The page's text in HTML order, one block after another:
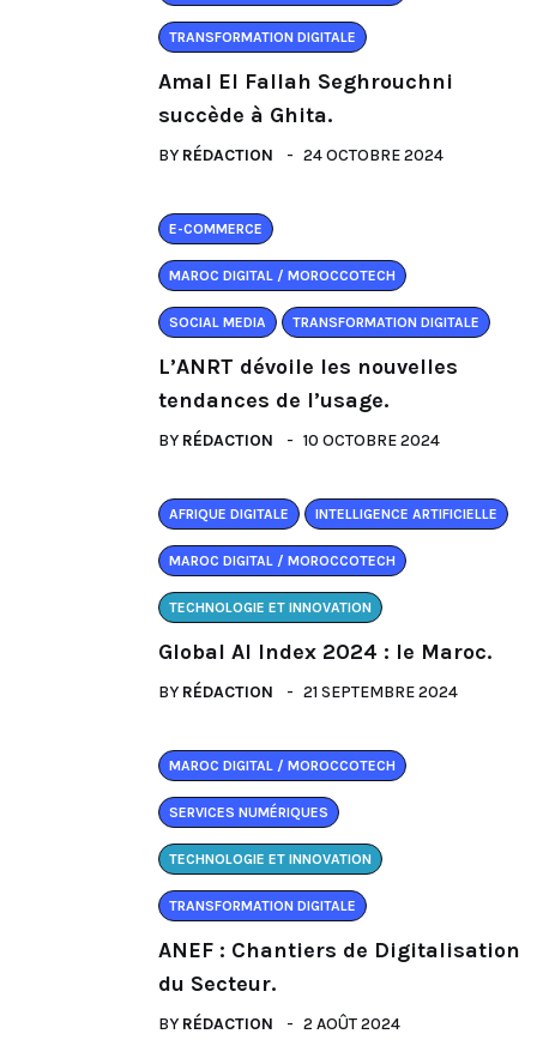
TRANSFORMATION DIGITALE
Amal El Fallah Seghrouchni
succède à Ghita.
BY RÉDACTION 24 OCTOBRE 2024
E-COMMERCE
MAROC DIGITAL / MOROCCOTECH
SOCIAL MEDIA TRANSFORMATION DIGITALE
L’ANRT dévoile les nouvelles
tendances de l’usage.
BY RÉDACTION 10 OCTOBRE 2024
AFRIQUE DIGITALE INTELLIGENCE ARTIFICIELLE
MAROC DIGITAL / MOROCCOTECH
TECHNOLOGIE ET INNOVATION
Global AI Index 2024 : le Maroc.
BY RÉDACTION 21 SEPTEMBRE 2024
MAROC DIGITAL / MOROCCOTECH
SERVICES NUMÉRIQUES
TECHNOLOGIE ET INNOVATION
TRANSFORMATION DIGITALE
ANEF : Chantiers de Digitalisation
du Secteur.
BY RÉDACTION 2 AOÛT 2024